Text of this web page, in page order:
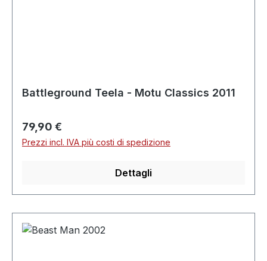
Battleground Teela - Motu Classics 2011
Prezzo normale:
79,90 €
Prezzi incl. IVA più costi di spedizione
Dettagli